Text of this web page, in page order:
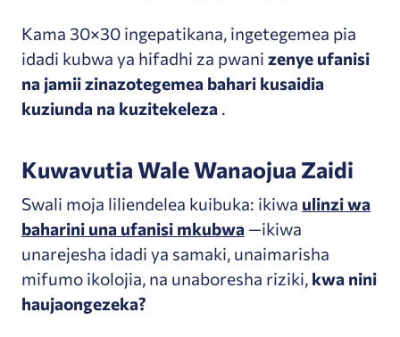
Kama 30×30 ingepatikana, ingetegemea pia
idadi kubwa ya hifadhi za pwani zenye ufanisi
na jamii zinazotegemea bahari kusaidia
kuziunda na kuzitekeleza .
Kuwavutia Wale Wanaojua Zaidi
Swali moja liliendelea kuibuka: ikiwa ulinzi wa
baharini una ufanisi mkubwa —ikiwa
unarejesha idadi ya samaki, unaimarisha
mifumo ikolojia, na unaboresha riziki, kwa nini
haujaongezeka?